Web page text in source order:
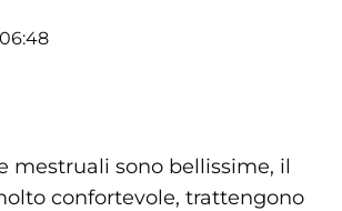
valutazione di 3 su 5 stelle
mestruali sono bellissime, il
confortevole, trattengono